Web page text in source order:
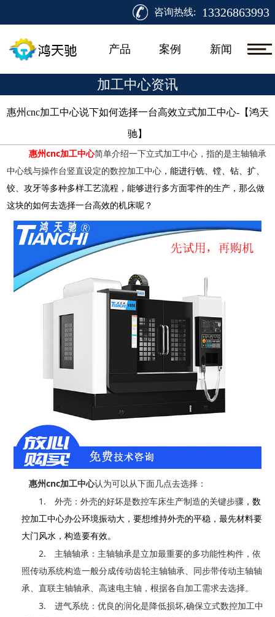
咨询热线: 13326863993
产品 案例 新闻
加工中心资讯
惠州cnc加工中心说下如何选择一台高效立式加工中心-【鸿天
驰】​
惠州cnc加工中心简单介绍一下立式加工中心，指的是主轴轴承
中心线与操作台竖直设定的数控加工中心 ，能进行铣、镗、钻、扩、
铰、攻牙等多种多样工艺流程，能够进行多方面零件的生产，那么做
这块的如何去选择一台高效的机床呢？
惠州cnc加工中心认为可以从下面几点去选择：
1. 外壳：外壳的好坏是数控车床生产制造的关键步骤 ，数
控加工中心办公环境振动大，要想维持外壳的平稳，最先材料要
大门风水，构造要有效。
2.
主轴轴承：主轴轴承是立加最重要的多功能性构件，依
照传动系统构造一般分成传动齿轮主轴轴承、同步带传动主轴轴
承、直联主轴轴承、高速电主轴，根据各自加工需求去选择。
3. 进气系统：优良的润化是降低损坏,确保立式数控加工中